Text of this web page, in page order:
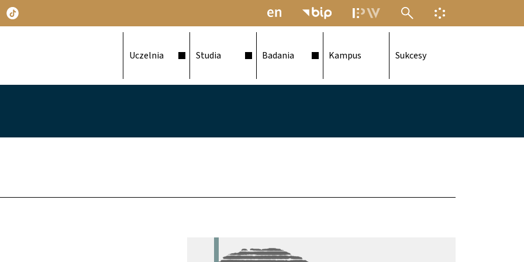
MENU ELEKTRONICZNEJINFORMACJA O
Uczelnia Studia Badania Kampus Sukcesy